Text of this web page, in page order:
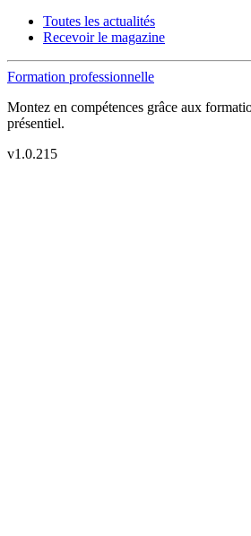
Toutes les actualités
Recevoir le magazine
Formation professionnelle
Montez en compétences grâce aux
présentiel.
v1.0.215